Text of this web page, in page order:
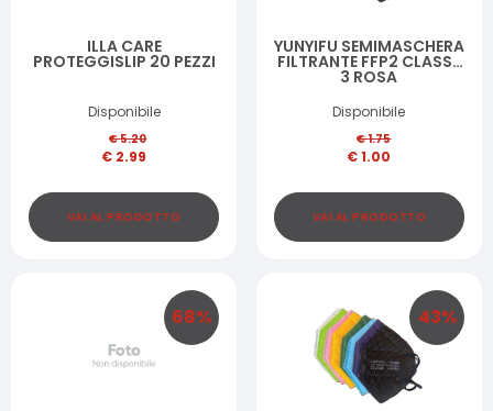
ILLA CARE
PROTEGGISLIP 20 PEZZI
Disponibile
€5.20
€ 2.99
VAI AL PRODOTTO
YUNYIFU SEMIMASCHERA
FILTRANTE FFP2 CLASSE
3 ROSA
Disponibile
€1.75
€1.00
VAI AL PRODOTTO
68% 43%